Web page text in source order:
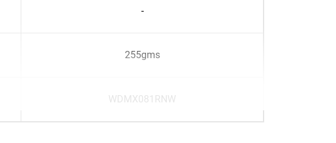
-
255gms
WDMX081RNW